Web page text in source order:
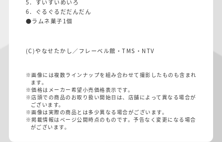
5．すいすいめいろ
6．ぐるぐるだだんだん
●ラムネ菓子1個
(C)やなせたかし／フレーベル館・TMS・NTV
※画像には複数ラインナップを組み合わせて撮影したものも含まれ
ます。
※価格はメーカー希望小売価格表示です。
※店頭での商品のお取り扱い開始日は、店舗によって異なる場合が
ございます。
※画像は実際の商品とは多少異なる場合がございます。
※掲載情報はページ公開時点のものです。予告なく変更になる場合
がございます。